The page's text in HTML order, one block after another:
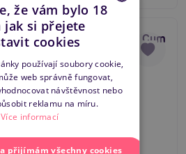
Mr. Steel Smooth Cum
Rattle Penis Plug,
zátka do penisu
Skladem
495 Kč
ENGLISH
že vám bylo 18
jak si přejete
cookies
používají soubory cookie,
web správně fungovat,
návštěvnost nebo
reklamu na míru.
Více informací
přijímám všechny cookies